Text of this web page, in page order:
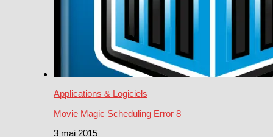
Applications & Logiciels
Movie Magic Scheduling Error 8
3 mai 2015